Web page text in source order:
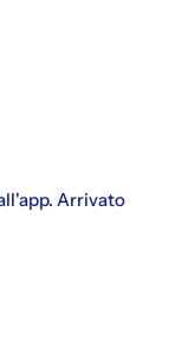
Arrivato